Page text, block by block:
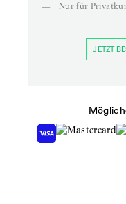
—
Nur für
JETZT